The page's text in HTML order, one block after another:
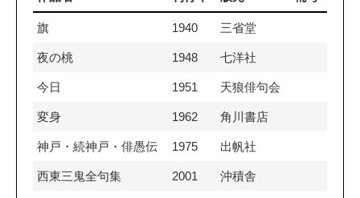
旗 1940 三省堂
夜の桃 1948 七洋社
今日 1951 天狼俳句会
変身 1962 角川書店
神戸・続神戸・俳愚伝 1975 出帆社
西東三鬼全句集 2001 沖積舎